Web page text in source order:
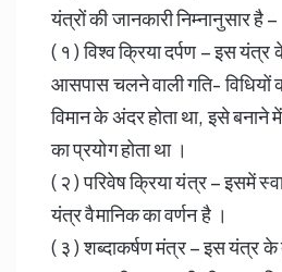
यंत्रों की जानकारी निम्नानुसार है –
( १ ) विश्व क्रिया दर्पण – इस यंत्र के
आसपास चलने वाली गति- विधियों
विमान के अंदर होता था, इसे बनाने
का प्रयोग होता था ।
( २ ) परिवेष क्रिया यंत्र – इसमें
यंत्र वैमानिक का वर्णन है ।
( ३ ) शब्दाकर्षण मंत्र – इस यंत्र के